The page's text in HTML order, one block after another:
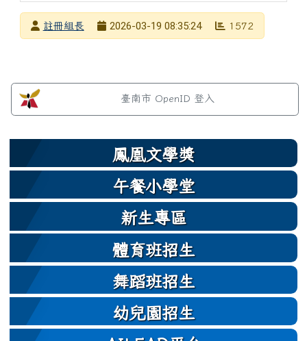
發布者註冊組長
2026-03-19 08:35:24 1572
左邊區域內容
臺南市 OpenID 登入
鳳凰文學獎
午餐小學堂
新生專區
體育班招生
舞蹈班招生
幼兒園招生